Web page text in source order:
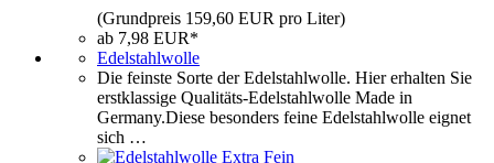
(Grundpreis 159,60 EUR pro Liter)
ab 7,98 EUR*
Edelstahlwolle
Die feinste Sorte der Edelstahlwolle. Hier erhalten Sie
erstklassige Qualitäts-Edelstahlwolle Made in
Germany.Diese besonders feine Edelstahlwolle eignet
sich …